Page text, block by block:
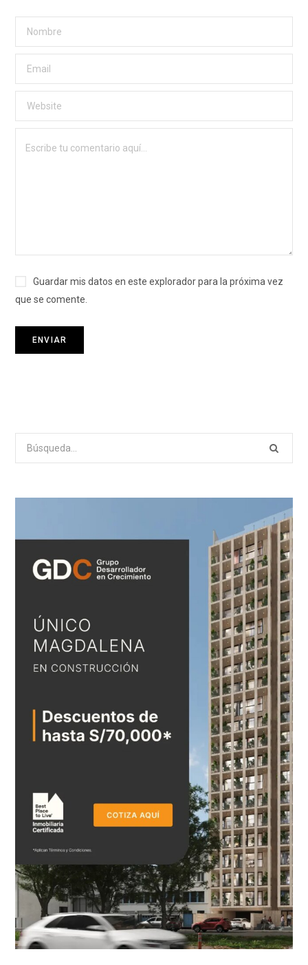
Guardar mis datos en este explorador para la próxima vez
que se comente.
Search